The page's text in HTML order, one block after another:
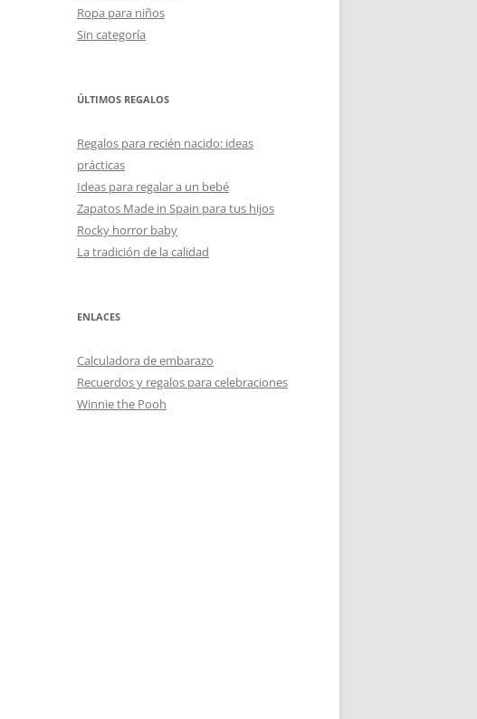
Ropa para niños
Sin categoría
ÚLTIMOS REGALOS
Regalos para recién nacido: ideas
prácticas
Ideas para regalar a un bebé
Zapatos Made in Spain para tus hijos
Rocky horror baby
La tradición de la calidad
ENLACES
Calculadora de embarazo
Recuerdos y regalos para celebraciones
Winnie the Pooh